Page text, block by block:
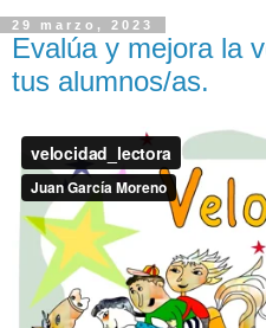
29 marzo, 2023
Evalúa y mejora la
tus alumnos/as.